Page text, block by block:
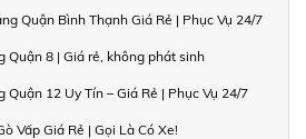
Quận Bình Thạnh Giá Rẻ | Phục Vụ 24/7
Quận 8 | Giá rẻ, không phát sinh
Quận 12 Uy Tín – Giá Rẻ | Phục Vụ 24/7
Vấp Giá Rẻ | Gọi Là Có Xe!